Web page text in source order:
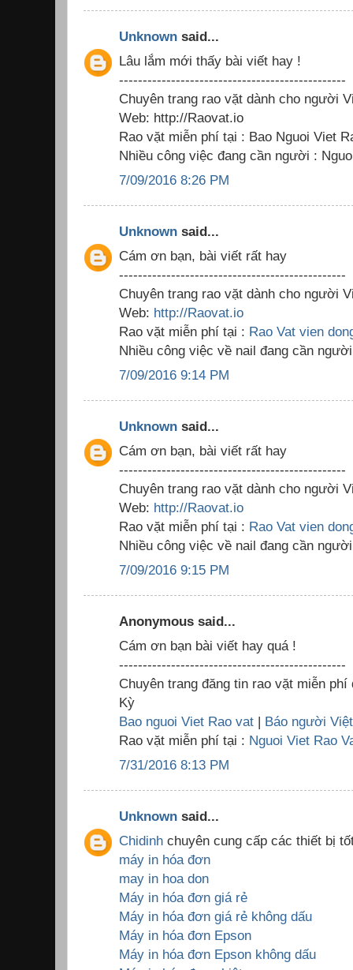
Unknown said...
Lâu lắm mới thấy bài viết hay !
------------------------------------------------
Chuyên trang rao vặt dành cho người
Web: http://Raovat.io
Rao vặt miễn phí tại : Bao Nguoi Viet
Nhiều công việc đang cần người :
7/09/2016 8:26 PM
Unknown said...
Cám ơn bạn, bài viết rất hay
------------------------------------------------
Chuyên trang rao vặt dành cho người
Web: http://Raovat.io
Rao vặt miễn phí tại : Rao Vat vien
Nhiều công việc về nail đang cần
7/09/2016 9:14 PM
Unknown said...
Cám ơn bạn, bài viết rất hay
------------------------------------------------
Chuyên trang rao vặt dành cho người
Web: http://Raovat.io
Rao vặt miễn phí tại : Rao Vat vien
Nhiều công việc về nail đang cần
7/09/2016 9:15 PM
Anonymous said...
Cám ơn bạn bài viết hay quá !
------------------------------------------------
Chuyên trang đăng tin rao vặt miễn
Kỳ
Bao nguoi Viet Rao vat | Báo người
Rao vặt miễn phí tại : Nguoi Viet Rao
7/31/2016 8:13 PM
Unknown said...
Chidinh chuyên cung cấp các thiết bị
máy in hóa đơn
may in hoa don
Máy in hóa đơn giá rẻ
Máy in hóa đơn giá rẻ không dấu
Máy in hóa đơn Epson
Máy in hóa đơn Epson không dấu